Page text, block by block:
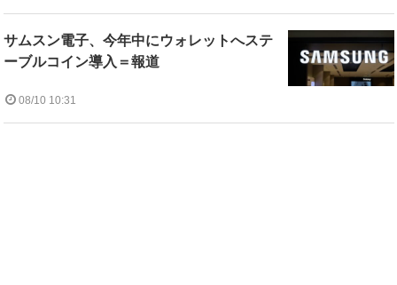
サムスン電子、今年中にウォレットへステ
ーブルコイン導入＝報道
08/10 10:31